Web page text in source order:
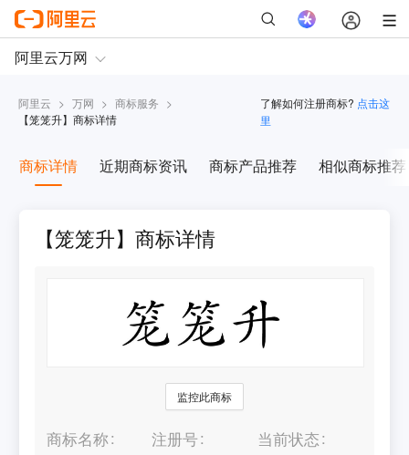
阿里云 > 万网 > 商标服务 >
【笼笼升】商标详情
了解如何注册商标? 点击这
里
商标详情 近期商标资讯 商标产品推荐 相似商标推荐
【笼笼升】商标详情
监控此商标
商标名称
注册号
当前状态